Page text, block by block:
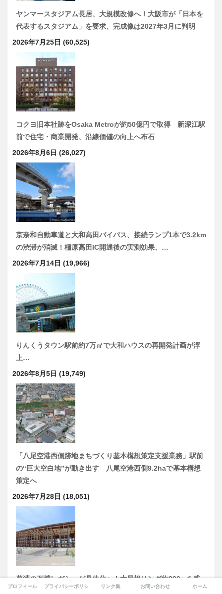
ヤンマースタジアム長居、大規模改修へ！大阪市が「日本を
代表するスタジアム」を要求、完成像は2027年3月に判明
2026年7月25日 (60,525)
コクヨ旧本社跡をOsaka Metroが約50億円で取得 新深江駅
前で住宅・商業開発、沿線価値の向上へ布石
2026年8月6日 (26,027)
京奈和自動車道と大和高田バイパス、接続ランプ1本で3.2km
の渋滞が消滅！橿原高田IC開通後の実測効果、…
2026年7月14日 (19,966)
りんくうタウン駅前約7万㎡で大和ハウスの再開発計画が浮
上…
2026年8月5日 (19,749)
「八尾空港西側跡地まちづくり基本構想策定支援業務」駅前
の“巨大空白地”が動き出す 八尾空港西側9.2haで基本構想
策定へ
2026年7月28日 (18,051)
夢洲の万博レガシーが具体化へ！大屋根リング約200mを残
置、記念公園・記念館の基本計画策定を開始
プロフィール プライバシーポリシー リンク集 お問い合わせ ホーム